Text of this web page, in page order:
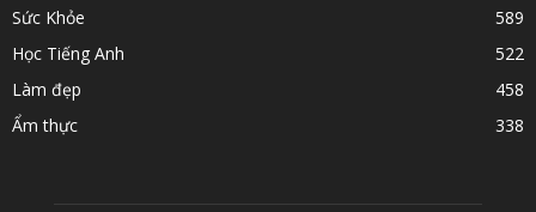
Sức Khỏe
589
Học Tiếng Anh
522
Làm đẹp
458
Ẩm thực
338